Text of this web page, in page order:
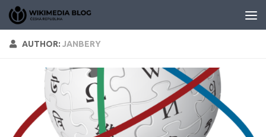
Skip to content
AUTHOR: JANBERY